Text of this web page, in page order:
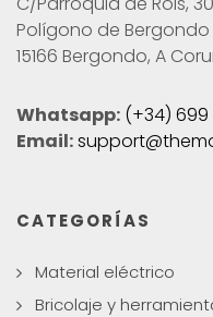
Polígono de Bergondo
15166 Bergondo, A
Whatsapp: (+34) 699
Email:
CATEGORÍAS
Material eléctrico
Bricolaje y